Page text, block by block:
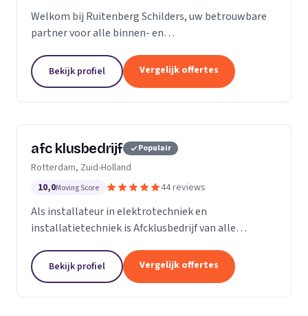
Welkom bij Ruitenberg Schilders, uw betrouwbare
partner voor alle binnen- en
een gevestigde naam in de provincie Noord-Holland,
met een bijzondere...
Bekijk profiel Vergelijk offertes
afc klusbedrijf Populair
Rotterdam, Zuid-Holland
10,0Moving Score 44 reviews
Als installateur in elektrotechniek en
installatietechniek is Afcklusbedrijf van alle
woningbouw, utiliteitsbouw. Op het gebied van
ontwerpen en...
Bekijk profiel Vergelijk offertes